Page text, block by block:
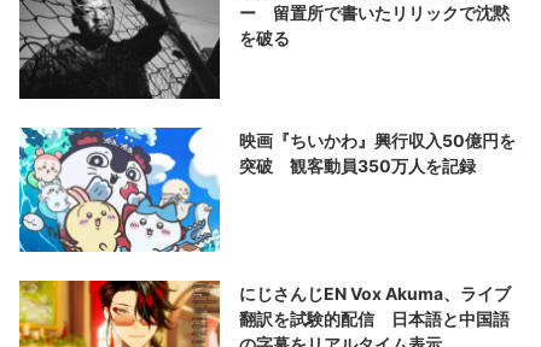
ー 留置所で書いたリリックで沈黙
を破る
映画『ちいかわ』興行収入50億円を
突破 観客動員350万人を記録
にじさんじEN Vox Akuma、ライブ
翻訳を試験的配信 日本語と中国語